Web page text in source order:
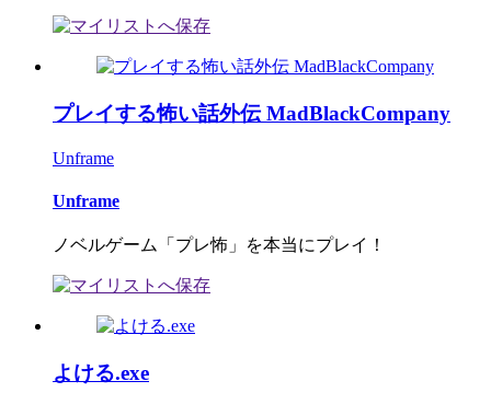
プレイする怖い話外伝 MadBlackCompany
Unframe
Unframe
ノベルゲーム「プレ怖」を本当にプレイ！
よける.exe